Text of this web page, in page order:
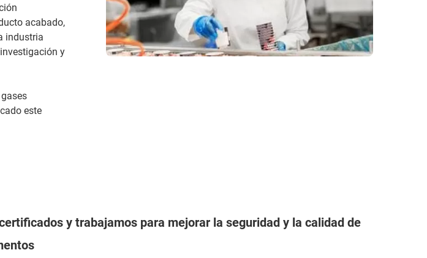
acabado,
industria
y
este
y trabajamos para mejorar la seguridad y la calidad de